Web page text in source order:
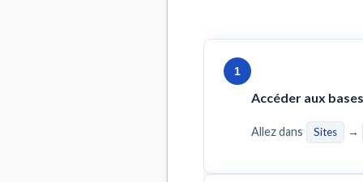
1
Accéder aux
Allez dans Sites →